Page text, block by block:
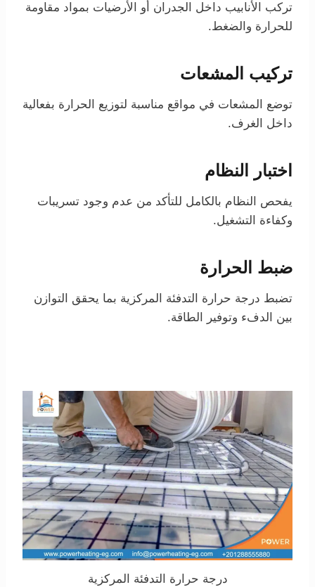
تركب الأنابيب داخل الجدران أو الأرضيات بمواد مقاومة
للحرارة والضغط.
تركيب المشعات
توضع المشعات في مواقع مناسبة لتوزيع الحرارة بفعالية
داخل الغرف.
اختبار النظام
يفحص النظام بالكامل للتأكد من عدم وجود تسريبات
وكفاءة التشغيل.
ضبط الحرارة
تضبط درجة حرارة التدفئة المركزية بما يحقق التوازن
بين الدفء وتوفير الطاقة.
درجة حرارة التدفئة المركزية